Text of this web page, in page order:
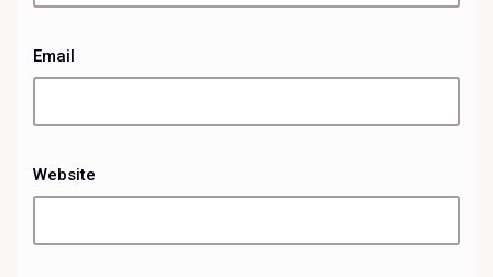
Email
Website